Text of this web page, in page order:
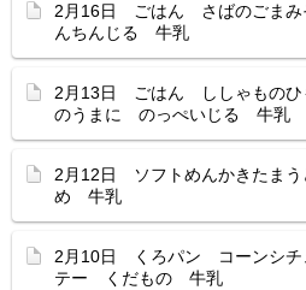
2月16日 ごはん さばのごま
んちんじる 牛乳
2月13日 ごはん ししゃもの
のうまに のっぺいじる 牛乳
2月12日 ソフトめんかきたま
め 牛乳
2月10日 くろパン コーンシチ
テー くだもの 牛乳